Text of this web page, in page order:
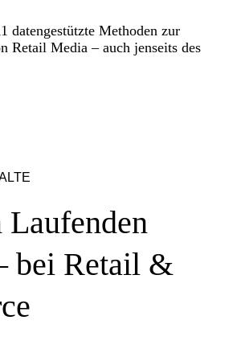
datengestützte Methoden zur
Retail Media – auch jenseits des
bei Retail &